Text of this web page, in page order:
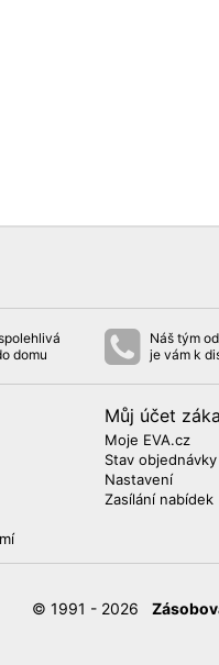
domu
Náš tým
je vám k
Můj účet
Moje EVA.cz
Stav objednávky
Nastavení
Zasílání nabídek
© 1991 - 2026